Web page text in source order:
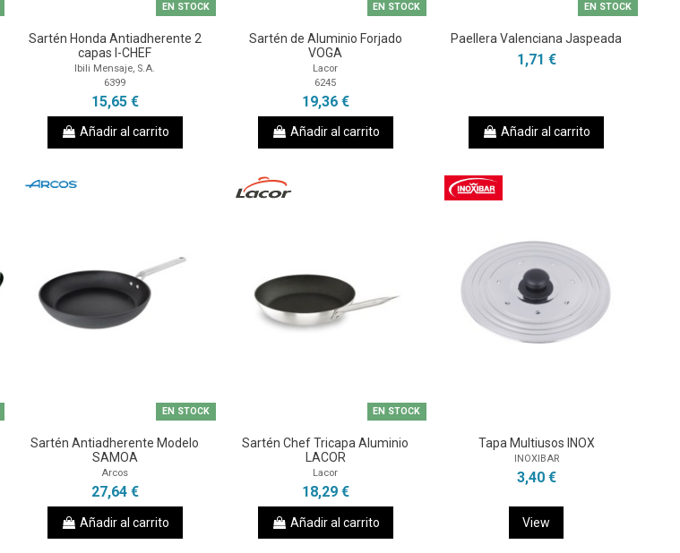
EN STOCK
Sartén Honda Antiadherente 2
capas I-CHEF
Ibili Mensaje, S.A.
6399
15,65 €
Añadir al carrito
EN STOCK
Sartén de Aluminio Forjado
VOGA
Lacor
6245
19,36 €
Añadir al carrito
EN STOCK
Paellera Valenciana Jaspeada
1,71 €
Añadir al carrito
EN STOCK
Sartén Antiadherente Modelo
SAMOA
Arcos
27,64 €
Añadir al carrito
EN STOCK
Sartén Chef Tricapa Aluminio
LACOR
Lacor
18,29 €
Añadir al carrito
Tapa Multiusos INOX
INOXIBAR
3,40 €
View